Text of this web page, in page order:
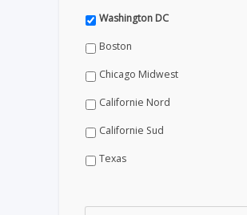
Washington DC
Boston
Chicago Midwest
Californie Nord
Californie Sud
Texas